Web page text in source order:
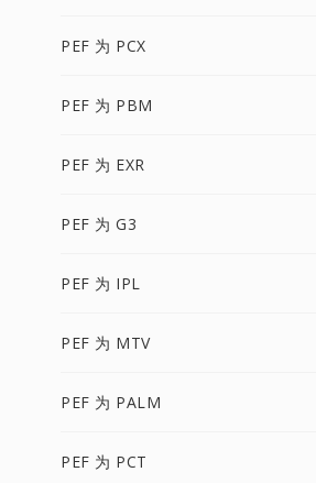
PEF 为 PCX
PEF 为 PBM
PEF 为 EXR
PEF 为 G3
PEF 为 IPL
PEF 为 MTV
PEF 为 PALM
PEF 为 PCT